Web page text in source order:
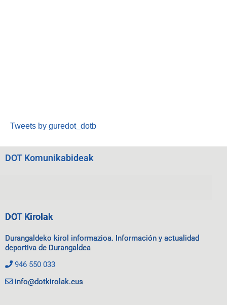
Tweets by guredot_dotb
DOT Komunikabideak
DOT Kirolak
Durangaldeko kirol informazioa. Información y actualidad
deportiva de Durangaldea
946 550 033
info@dotkirolak.eus